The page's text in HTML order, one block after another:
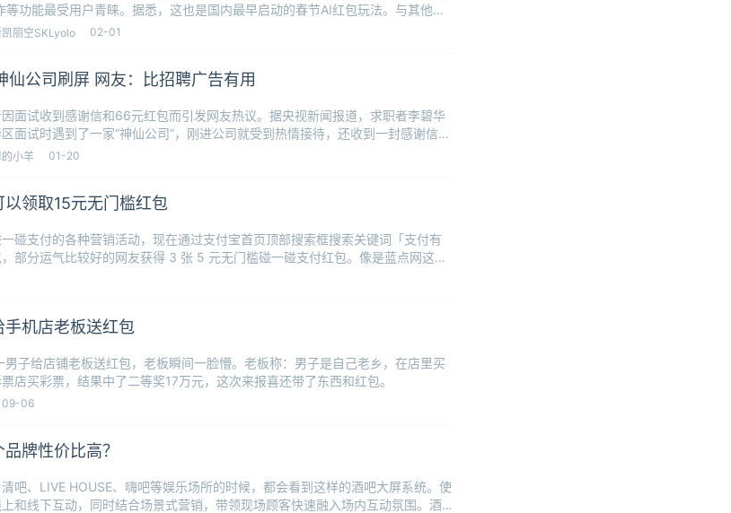
等功能最受用户青睐。据悉，这也是国内最早启动的春节AI红包玩法。与其他玩
丽空SKLyolo 02-01
仙公司刷屏 网友：比招聘广告有用
面试收到感谢信和66元红包而引发网友热议。据央视新闻报道，求职者李碧华
面试时遇到了一家“神仙公司”，刚进公司就受到热情接待，还收到一封感谢信，
小羊 01-20
领取15元无门槛红包
碰支付的各种营销活动，现在通过支付宝首页顶部搜索框搜索关键词「支付有
部分运气比较好的网友获得 3 张 5 元无门槛碰一碰支付红包。像是蓝点网这样
机店老板送红包
子给店铺老板送红包，老板瞬间一脸懵。老板称：男子是自己老乡，在店里买
店买彩票，结果中了二等奖17万元，这次来报喜还带了东西和红包。
09-06
牌性价比高？
吧、LIVE HOUSE、嗨吧等娱乐场所的时候，都会看到这样的酒吧大屏系统。使
和线下互动，同时结合场景式营销，带领现场顾客快速融入场内互动氛围。酒吧